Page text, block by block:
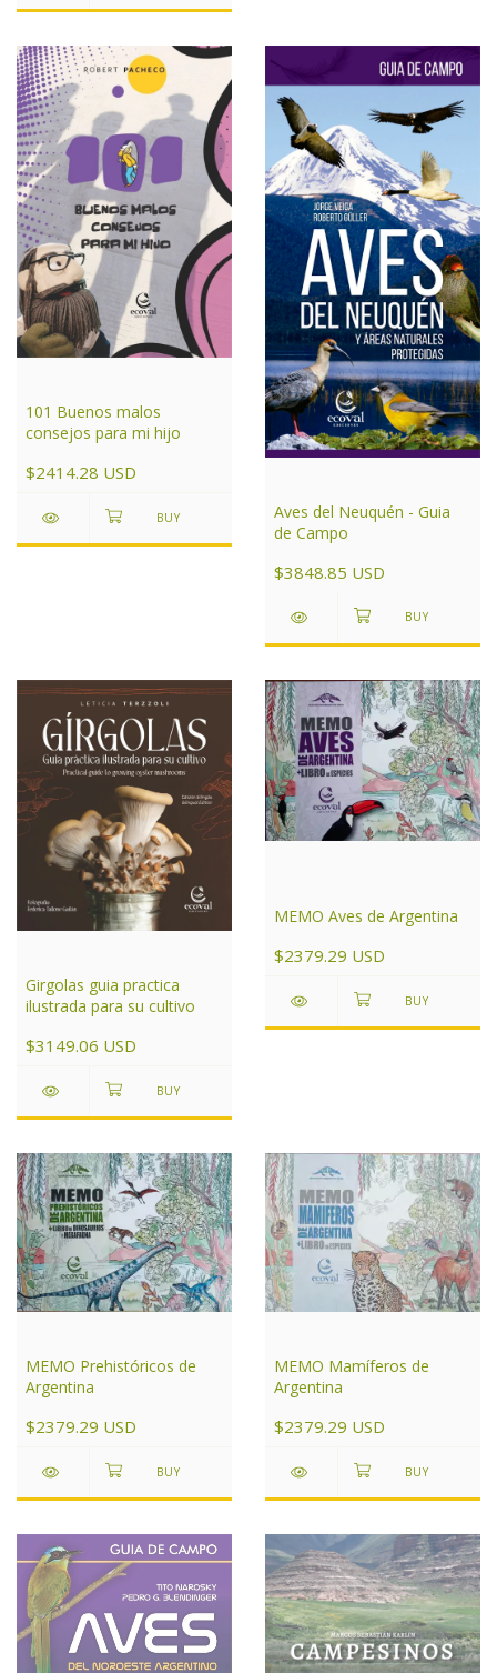
101 Buenos malos
consejos para mi hijo
$2414.28 USD
Aves del Neuquén - Guia
de Campo
$3848.85 USD
Girgolas guia practica
ilustrada para su cultivo
$3149.06 USD
MEMO Aves de Argentina
$2379.29 USD
MEMO Prehistóricos de
Argentina
$2379.29 USD
MEMO Mamíferos de
Argentina
$2379.29 USD